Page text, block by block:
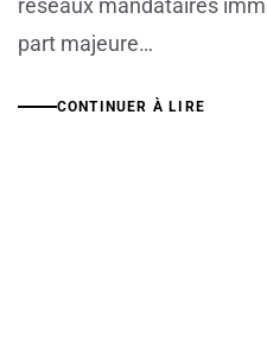
part majeure…
CONTINUER À LIRE